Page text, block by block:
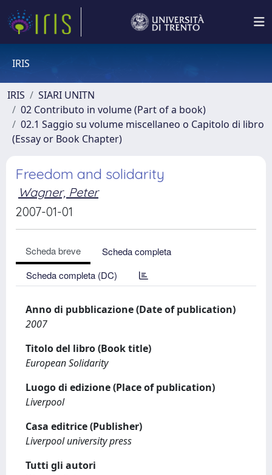
IRIS
IRIS
SIARI UNITN
02 Contributo in volume (Part of a book)
02.1 Saggio su volume miscellaneo o Capitolo di libro
(Essay or Book Chapter)
Freedom and solidarity
Wagner, Peter
2007-01-01
Scheda breve
Scheda completa
Scheda completa (DC)
Anno di pubblicazione (Date of publication)
2007
Titolo del libro (Book title)
European Solidarity
Luogo di edizione (Place of publication)
Liverpool
Casa editrice (Publisher)
Liverpool university press
Tutti gli autori